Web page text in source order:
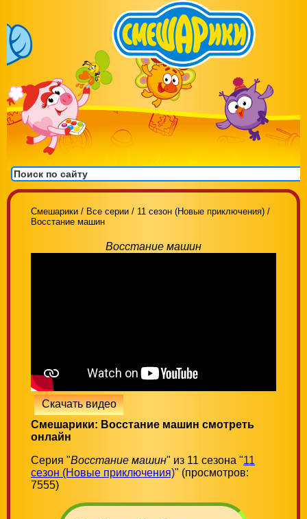
Смешарики / Все серии / 11 сезон (Новые приключения) /
Восстание машин
Восстание машин
Скачать видео
Смешарики: Восстание машин смотреть
онлайн
Серия "Восстание машин" из 11 сезона "11
сезон (Новые приключения)" (просмотров:
7555)